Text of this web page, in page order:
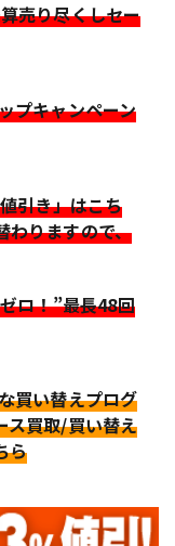
売り尽くしセー
プキャンペーン
引き」はこち
わりますので、
ロ！”最長48回
買い替えプログ
ス買取/買い替え
ら